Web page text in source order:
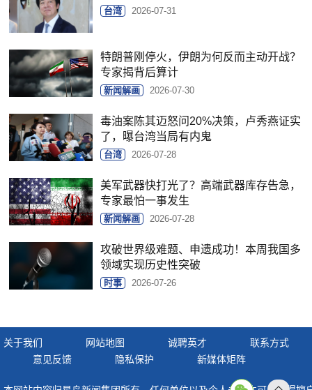
台湾 2026-07-31
特朗普刚停火，伊朗为何反而主动开战？
专家揭背后算计
新闻解画 2026-07-30
毒油案陈其迈怒问20%决策，卢秀燕证实
了，曝台湾当局有内鬼
台湾 2026-07-28
美军武器快打光了？高端武器库存告急，
专家最怕一事发生
新闻解画 2026-07-28
攻破世界级难题、申遗成功！本周我国多
领域实现历史性突破
时事 2026-07-26
关于我们 网站地图 诚聘英才
联系方式
意见反馈
隐私保护 新媒体矩阵